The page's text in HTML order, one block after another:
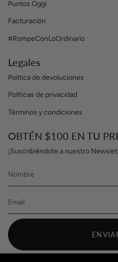
Puntos Oggi
Facturación
#RompeConLoOrdinario
Legales
Política de devoluciones
Políticas de privacidad
Términos y condiciones
OBTÉN $100 EN TU
¡Suscribiéndote a nuestro